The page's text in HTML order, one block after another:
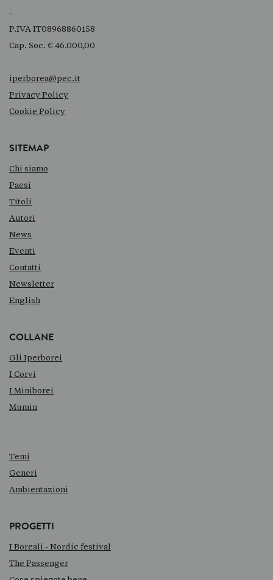
-
P.IVA IT08968860158
Cap. Soc. € 46.000,00
iperborea@pec.it
Privacy Policy
Cookie Policy
SITEMAP
Chi siamo
Paesi
Titoli
Autori
News
Eventi
Contatti
Newsletter
English
COLLANE
Gli Iperborei
I Corvi
I Miniborei
Mumin
Temi
Generi
Ambientazioni
PROGETTI
I Boreali - Nordic festival
The Passenger